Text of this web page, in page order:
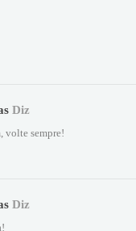
Diz
volte sempre!
Diz